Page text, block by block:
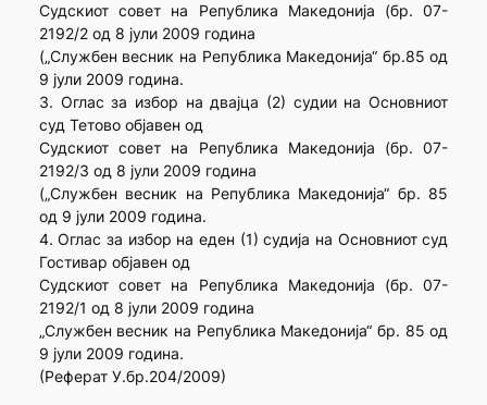
Судскиот совет на Република Македонија (бр. 07-
2192/2 од 8 јули 2009 година
(„Службен весник на Република Македонија“ бр.85 од
9 јули 2009 година.
3. Оглас за избор на двајца (2) судии на Основниот
суд Тетово објавен од
Судскиот совет на Република Македонија (бр. 07-
2192/3 од 8 јули 2009 година
(„Службен весник на Република Македонија“ бр. 85
од 9 јули 2009 година.
4. Оглас за избор на еден (1) судија на Основниот суд
Гостивар објавен од
Судскиот совет на Република Македонија (бр. 07-
2192/1 од 8 јули 2009 година
„Службен весник на Република Македонија“ бр. 85 од
9 јули 2009 година.
(Реферат У.бр.204/2009)